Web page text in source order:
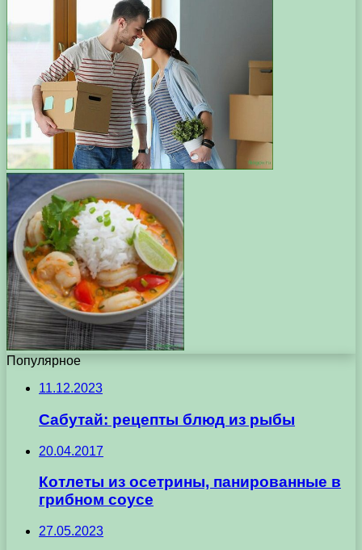
Популярное
11.12.2023
Сабутай: рецепты блюд из рыбы
20.04.2017
Котлеты из осетрины, панированные в
грибном соусе
27.05.2023